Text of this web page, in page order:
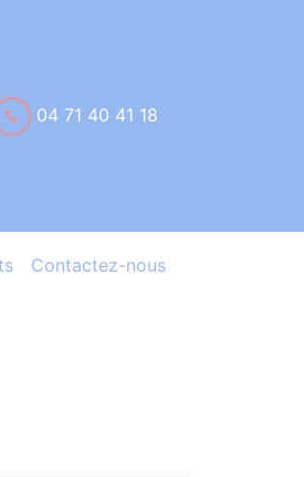
04 71 40 41 18
Contactez-nous